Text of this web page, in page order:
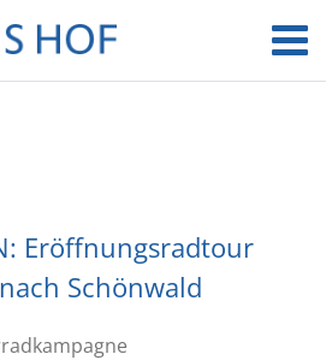
Eröffnungsradtour
Schönwald